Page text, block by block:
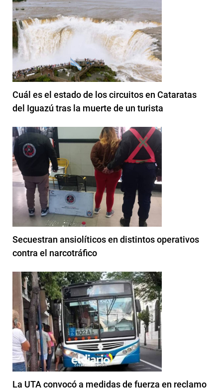
Cuál es el estado de los circuitos en Cataratas
del Iguazú tras la muerte de un turista
Secuestran ansiolíticos en distintos operativos
contra el narcotráfico
La UTA convocó a medidas de fuerza en reclamo